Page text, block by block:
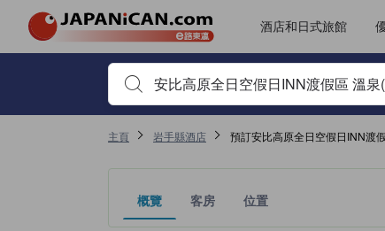
酒店和日式旅館
首先輸入住宿名稱或關鍵字搜尋，並使用箭頭鍵或
主頁 岩手縣酒店 預訂安比高原全日空假日INN渡
概覽 客房 位置